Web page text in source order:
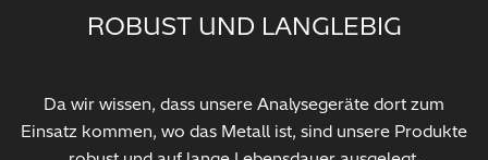
ROBUST UND LANGLEBIG
Da wir wissen, dass unsere Analysegeräte dort zum
Einsatz kommen, wo das Metall ist, sind unsere Produkte